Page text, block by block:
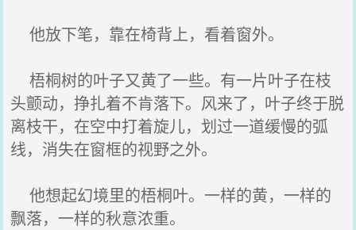
他放下笔，靠在椅背上，看着窗外。
梧桐树的叶子又黄了一些。有一片叶子在枝
头颤动，挣扎着不肯落下。风来了，叶子终于脱
离枝干，在空中打着旋儿，划过一道缓慢的弧
线，消失在窗框的视野之外。
他想起幻境里的梧桐叶。一样的黄，一样的
飘落，一样的秋意浓重。